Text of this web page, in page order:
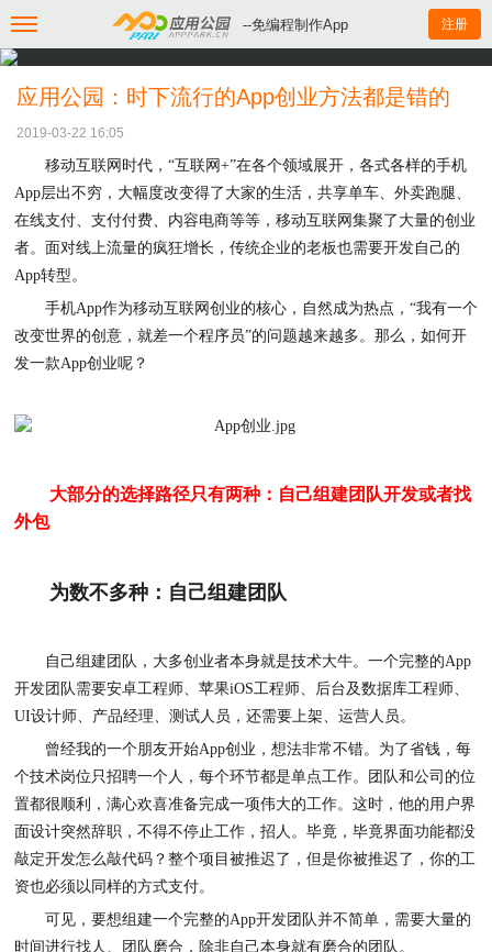
--免编程制作App 注册
应用公园：时下流行的App创业方法都是错的
2019-03-22 16:05
移动互联网时代， “互联网 +”在各个领域展开，各式各样的手机
App层出不穷，大幅度改变得了大家的生活，共享单车、外卖跑腿、
在线支付、支付付费、内容电商等等，移动互联网集聚了大量的创业
者。面对线上流量的疯狂增长，传统企业的老板也需要开发自己的
App转型。
手机App作为移动互联网创业的核心，自然成为热点，“我有一个
改变世界的创意，就差一个程序员”的问题越来越多。那么，如何开
发一款App创业呢？
大部分的选择路径只有两种：自己组建团队开发或者找
外包
为数不多种：自己组建团队
自己组建团队，大多创业者本身就是技术大牛。一个完整的App
开发团队需要安卓工程师、苹果iOS工程师、后台及数据库工程师、
UI设计师、产品经理、测试人员，还需要上架、运营人员。
曾经我的一个朋友开始App创业，想法非常不错。为了省钱，每
个技术岗位只招聘一个人，每个环节都是单点工作。团队和公司的位
置都很顺利，满心欢喜准备完成一项伟大的工作。这时，他的用户界
面设计突然辞职，不得不停止工作，招人。毕竟， 毕竟界面功能都没
敲定开发怎么敲代码 ？整个项目被推迟了，但是你被推迟了，你的工
资也必须以同样的方式支付。
可见，要想组建一个完整的App开发团队并不简单，需要大量的
时间进行找人、团队磨合，除非自己本身就有磨合的团队。